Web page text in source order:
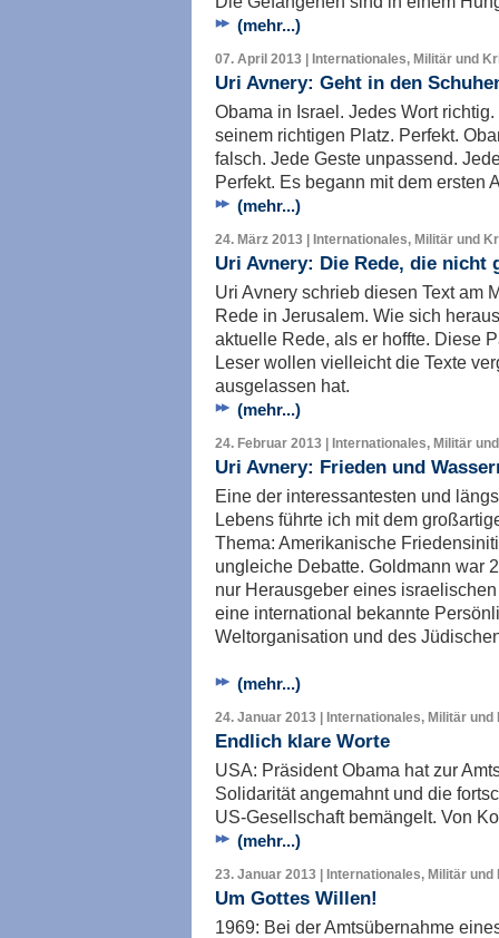
(mehr...)
07. April 2013 | Internationales, Militär und
Uri Avnery: Geht in den
Obama in Israel. Jedes Wort
seinem richtigen Platz. Perfekt.
falsch. Jede Geste unpassend.
Perfekt. Es begann mit dem ersten
(mehr...)
24. März 2013 | Internationales, Militär und
Uri Avnery: Die Rede, die nicht
Uri Avnery schrieb diesen Text am
Rede in Jerusalem. Wie sich
aktuelle Rede, als er hoffte. Diese
Leser wollen vielleicht die Texte
ausgelassen hat.
(mehr...)
24. Februar 2013 | Internationales, Militär
Uri Avnery: Frieden und
Eine der interessantesten und
Lebens führte ich mit dem
Thema: Amerikanische
ungleiche Debatte. Goldmann war
nur Herausgeber eines
eine international bekannte
Weltorganisation und des
(mehr...)
24. Januar 2013 | Internationales, Militär und
Endlich klare Worte
USA: Präsident Obama hat zur
Solidarität angemahnt und die
US-Gesellschaft bemängelt. Von
(mehr...)
23. Januar 2013 | Internationales, Militär und
Um Gottes Willen!
1969: Bei der Amtsübernahme